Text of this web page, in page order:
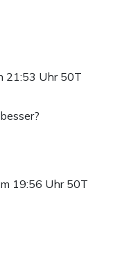
21:53 Uhr 50T
19:56 Uhr 50T